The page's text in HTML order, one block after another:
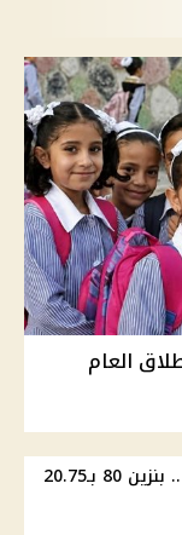
العام
أسعار الوقود في مصر اليوم .. بنزين 80 بـ20.75